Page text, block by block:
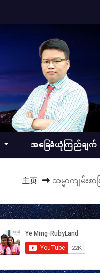
အခြေခံယုံကြည်ချက်
主页 သမ္မာကျမ်းစ